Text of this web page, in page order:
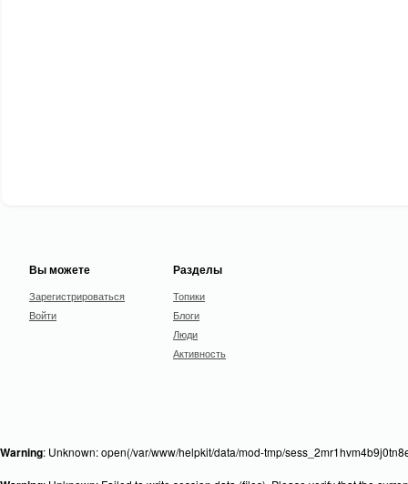
Вы можете
Зарегистрироваться
Войти
Разделы
Топики
Блоги
Люди
Активность
Warning: Unknown: open(/var/www/helpkit/data/mod-tmp/